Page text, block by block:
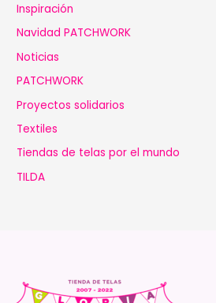
Inspiración
Navidad PATCHWORK
Noticias
PATCHWORK
Proyectos solidarios
Textiles
Tiendas de telas por el mundo
TILDA